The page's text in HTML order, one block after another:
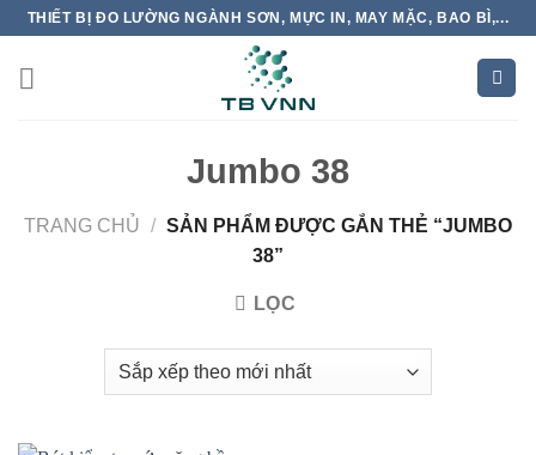
Skip
content
THIẾT BỊ ĐO LƯỜNG NGÀNH SƠN, MỰC IN, MAY MẶC, BAO BÌ,...
Jumbo 38
TRANG CHỦ / SẢN PHẨM ĐƯỢC GẮN THẺ “JUMBO
38”
LỌC